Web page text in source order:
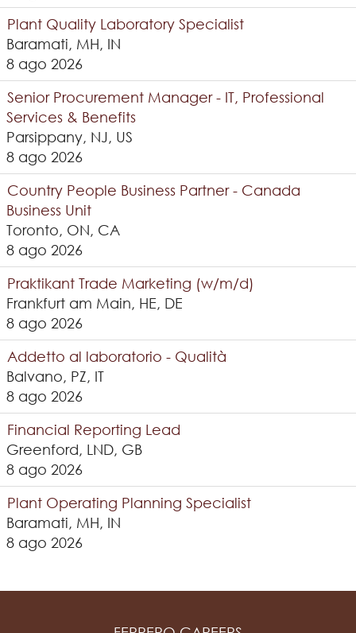
Plant Quality Laboratory Specialist
Baramati, MH, IN
8 ago 2026
Senior Procurement Manager - IT, Professional
Services & Benefits
Parsippany, NJ, US
8 ago 2026
Country People Business Partner - Canada
Business Unit
Toronto, ON, CA
8 ago 2026
Praktikant Trade Marketing (w/m/d)
Frankfurt am Main, HE, DE
8 ago 2026
Addetto al laboratorio - Qualità
Balvano, PZ, IT
8 ago 2026
Financial Reporting Lead
Greenford, LND, GB
8 ago 2026
Plant Operating Planning Specialist
Baramati, MH, IN
8 ago 2026